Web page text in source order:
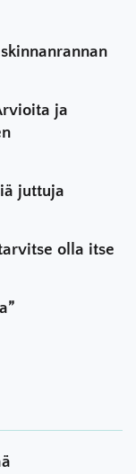
ja
juttuja
olla itse